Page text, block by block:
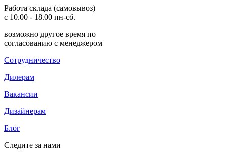
Работа склада (самовывоз)
с 10.00 - 18.00 пн-сб.
возможно другое время по
согласованию с менеджером
Сотрудничество
Дилерам
Вакансии
Дизайнерам
Блог
Следите за нами